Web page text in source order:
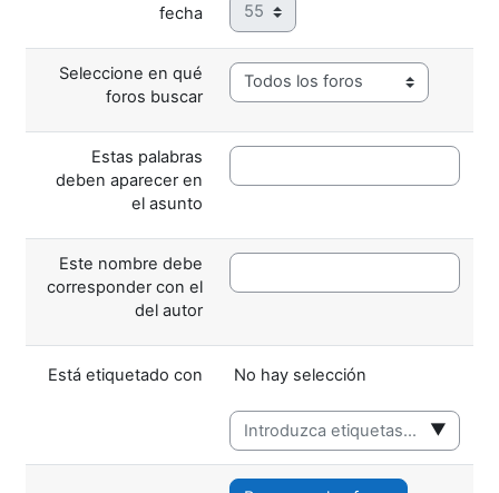
fecha
Seleccione en qué
foros buscar
Estas palabras
deben aparecer en
el asunto
Este nombre debe
corresponder con el
del autor
Está etiquetado con Ítems seleccioandos:
No hay selección
▼